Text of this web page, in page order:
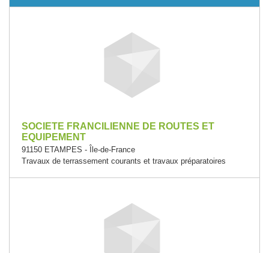
SOCIETE FRANCILIENNE DE ROUTES ET
EQUIPEMENT
91150 ETAMPES - Île-de-France
Travaux de terrassement courants et travaux préparatoires